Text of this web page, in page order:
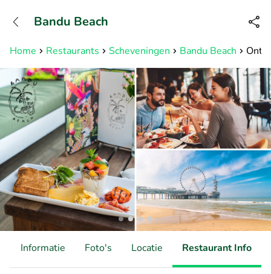
Bereikbaar tot 23:00 uur
Home Restaurants Scheveningen Bandu Beach
Bandu Beach
Informatie Foto's Locatie Restaurant Info